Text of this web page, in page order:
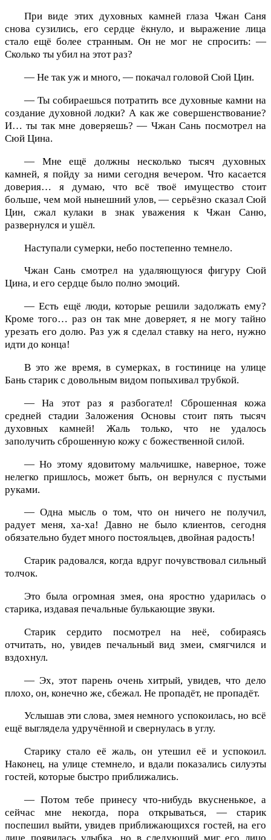
При виде этих духовных камней глаза Чжан Саня
снова сузились, его сердце ёкнуло, и выражение лица
стало ещё более странным. Он не мог не спросить: —
Сколько ты убил на этот раз?
— Не так уж и много, — покачал головой Сюй Цин.
— Ты собираешься потратить все духовные камни на
создание духовной лодки? А как же совершенствование?
И… ты так мне доверяешь? — Чжан Сань посмотрел на
Сюй Цина.
— Мне ещё должны несколько тысяч духовных
камней, я пойду за ними сегодня вечером. Что касается
доверия… я думаю, что всё твоё имущество стоит
больше, чем мой нынешний улов, — серьёзно сказал Сюй
Цин, сжал кулаки в знак уважения к Чжан Саню,
развернулся и ушёл.
Наступали сумерки, небо постепенно темнело.
Чжан Сань смотрел на удаляющуюся фигуру Сюй
Цина, и его сердце было полно эмоций.
— Есть ещё люди, которые решили задолжать ему?
Кроме того… раз он так мне доверяет, я не могу тайно
урезать его долю. Раз уж я сделал ставку на него, нужно
идти до конца!
В это же время, в сумерках, в гостинице на улице
Бань старик с довольным видом попыхивал трубкой.
— На этот раз я разбогател! Сброшенная кожа
средней стадии Заложения Основы стоит пять тысяч
духовных камней! Жаль только, что не удалось
заполучить сброшенную кожу с божественной силой.
— Но этому ядовитому мальчишке, наверное, тоже
нелегко пришлось, может быть, он вернулся с пустыми
руками.
— Одна мысль о том, что он ничего не получил,
радует меня, ха-ха! Давно не было клиентов, сегодня
обязательно будет много постояльцев, двойная радость!
Старик радовался, когда вдруг почувствовал сильный
толчок.
Это была огромная змея, она яростно ударилась о
старика, издавая печальные булькающие звуки.
Старик сердито посмотрел на неё, собираясь
отчитать, но, увидев печальный вид змеи, смягчился и
вздохнул.
— Эх, этот парень очень хитрый, увидев, что дело
плохо, он, конечно же, сбежал. Не пропадёт, не пропадёт.
Услышав эти слова, змея немного успокоилась, но всё
ещё выглядела удручённой и свернулась в углу.
Старику стало её жаль, он утешил её и успокоил.
Наконец, на улице стемнело, и вдали показались силуэты
гостей, которые быстро приближались.
— Потом тебе принесу что-нибудь вкусненькое, а
сейчас мне некогда, пора открываться, — старик
поспешил выйти, увидев приближающихся гостей, на его